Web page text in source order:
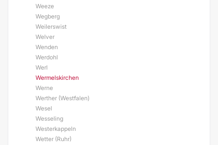
Weeze
Wegberg
Weilerswist
Welver
Wenden
Werdohl
Werl
Wermelskirchen
Werne
Werther (Westfalen)
Wesel
Wesseling
Westerkappeln
Wetter (Ruhr)